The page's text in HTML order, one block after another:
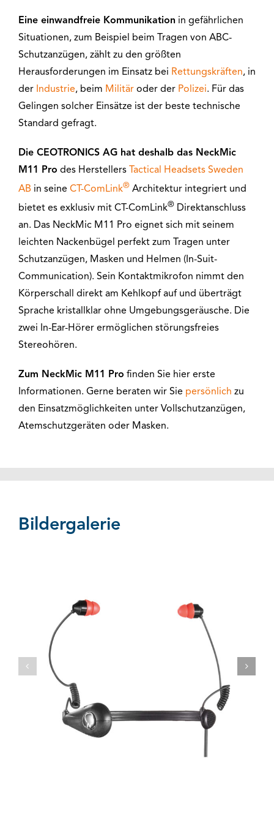
Eine einwandfreie Kommunikation in gefährlichen
Situationen, zum Beispiel beim Tragen von ABC-
Schutzanzügen, zählt zu den größten
Herausforderungen im Einsatz bei Rettungskräften, in
der Industrie, beim Militäroder der Polizei. Für das
Gelingen solcher Einsätze ist der beste technische
Standard gefragt.
Die CEOTRONICS AG hat deshalb das NeckMic
M11 Pro des Herstellers
Tactical Headsets Sweden
ABin seine CT-ComLink® Architektur integriert und
bietet es exklusiv mit CT-ComLink® Direktanschluss
an. Das NeckMic M11 Pro eignet sich mit seinem
leichten Nackenbügel perfekt zum Tragen unter
Schutzanzügen, Masken und Helmen (In-Suit-
Communication). Sein Kontaktmikrofon nimmt den
Körperschall direkt am Kehlkopf auf und überträgt
Sprache kristallklar ohne Umgebungsgeräusche. Die
zwei In-Ear-Hörer ermöglichen störungsfreies
Stereohören.
Zum NeckMic M11 Pro finden Sie hier erste
Informationen. Gerne beraten wir Sie persönlich zu
den Einsatzmöglichkeiten unter Vollschutzanzügen,
Atemschutzgeräten oder Masken.
Bildergalerie